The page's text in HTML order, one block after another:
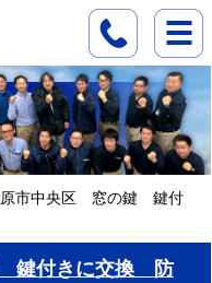
原市中央区 窓の鍵 鍵付
鍵付きに交換 防